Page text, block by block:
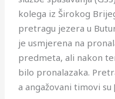
kolega iz Širokog
pretragu jezera u
je usmjerena na
predmeta, ali nakon
bilo pronalazaka.
a angažovani timovi su